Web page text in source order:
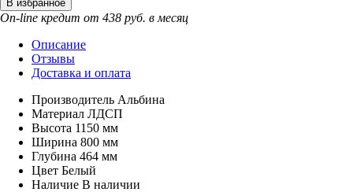
On-line кредит от 438 руб. в месяц
Описание
Отзывы
Доставка и оплата
Производитель Альбина
Материал ЛДСП
Высота 1150 мм
Ширина 800 мм
Глубина 464 мм
Цвет Белый
Наличие В наличии